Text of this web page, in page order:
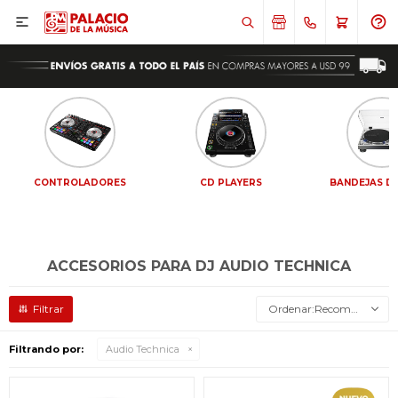

CONTROLADORES CD PLAYERS BANDEJAS
ACCESORIOS PARA DJ AUDIO TECHNICA
Recomendados
Filtrando por: Audio Technica